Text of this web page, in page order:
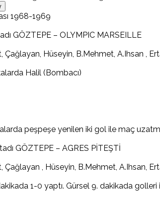
1968-1969
GÖZTEPE – OLYMPIC MARSEILLE
Çağlayan, Hüseyin, B.Mehmet, A.Ihsan ,
Halil (Bombacı)
peşpeşe yenilen iki gol ile maç
GÖZTEPE – AGRES PİTEŞTİ
Çağlayan , Hüseyin, B.Mehmet, A.Ihsan,
1-0 yaptı. Gürsel 9. dakikada golleri